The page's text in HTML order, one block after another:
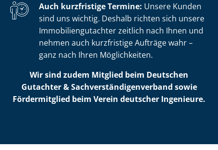
Auch kurzfristige Termine: Unsere Kunden
sind uns wichtig. Deshalb richten sich unsere
Im­mo­bi­li­en­gut­ach­ter zeitlich nach Ihnen und
nehmen auch kurzfristige Aufträge wahr –
ganz nach Ihren Möglichkeiten.
Wir sind zudem Mitglied beim Deutschen
Gutachter & Sach­ver­stän­di­gen­ver­band sowie
Fördermitglied beim Verein deutscher Ingenieure.